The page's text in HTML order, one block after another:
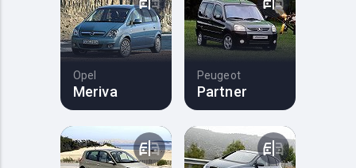
Opel
Meriva
Peugeot
Partner